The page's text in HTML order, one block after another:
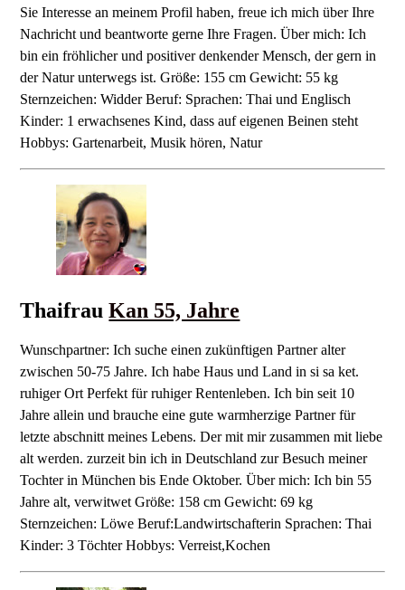
Sie Interesse an meinem Profil haben, freue ich mich über Ihre
Nachricht und beantworte gerne Ihre Fragen. Über mich: Ich
bin ein fröhlicher und positiver denkender Mensch, der gern in
der Natur unterwegs ist. Größe: 155 cm Gewicht: 55 kg
Sternzeichen: Widder Beruf: Sprachen: Thai und Englisch
Kinder: 1 erwachsenes Kind, dass auf eigenen Beinen steht
Hobbys: Gartenarbeit, Musik hören, Natur
ThaifrauKan 55, Jahre
Wunschpartner: Ich suche einen zukünftigen Partner alter
zwischen 50-75 Jahre. Ich habe Haus und Land in si sa ket.
ruhiger Ort Perfekt für ruhiger Rentenleben. Ich bin seit 10
Jahre allein und brauche eine gute warmherzige Partner für
letzte abschnitt meines Lebens. Der mit mir zusammen mit liebe
alt werden. zurzeit bin ich in Deutschland zur Besuch meiner
Tochter in München bis Ende Oktober. Über mich: Ich bin 55
Jahre alt, verwitwet Größe: 158 cm Gewicht: 69 kg
Sternzeichen: Löwe Beruf:Landwirtschafterin Sprachen: Thai
Kinder: 3 Töchter Hobbys: Verreist,Kochen